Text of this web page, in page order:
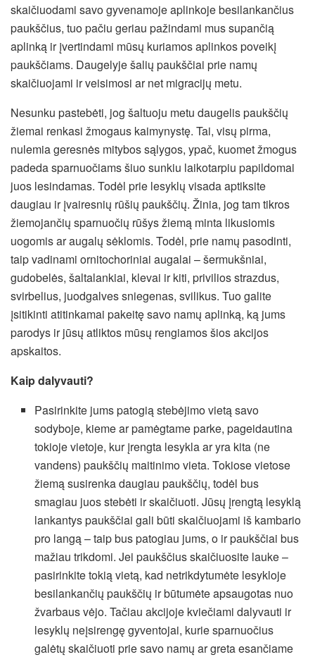
skaičiuodami savo gyvenamoje aplinkoje besilankančius
paukščius, tuo pačiu geriau pažindami mus supančią
aplinką ir įvertindami mūsų kuriamos aplinkos poveikį
paukščiams. Daugelyje šalių paukščiai prie namų
skaičiuojami ir veisimosi ar net migracijų metu.
Nesunku pastebėti, jog šaltuoju metu daugelis paukščių
žiemai renkasi žmogaus kaimynystę. Tai, visų pirma,
nulemia geresnės mitybos sąlygos, ypač, kuomet žmogus
padeda sparnuočiams šiuo sunkiu laikotarpiu papildomai
juos lesindamas. Todėl prie lesyklų visada aptiksite
daugiau ir įvairesnių rūšių paukščių. Žinia, jog tam tikros
žiemojančių sparnuočių rūšys žiemą minta likusiomis
uogomis ar augalų sėklomis. Todėl, prie namų pasodinti,
taip vadinami ornitochoriniai augalai – šermukšniai,
gudobelės, šaltalankiai, klevai ir kiti, privilios strazdus,
svirbelius, juodgalves sniegenas, svilikus. Tuo galite
įsitikinti atitinkamai pakeitę savo namų aplinką, ką jums
parodys ir jūsų atliktos mūsų rengiamos šios akcijos
apskaitos.
Kaip dalyvauti?
Pasirinkite jums patogią stebėjimo vietą savo
sodyboje, kieme ar pamėgtame parke, pageidautina
tokioje vietoje, kur įrengta lesykla ar yra kita (ne
vandens) paukščių maitinimo vieta. Tokiose vietose
žiemą susirenka daugiau paukščių, todėl bus
smagiau juos stebėti ir skaičiuoti. Jūsų įrengtą lesyklą
lankantys paukščiai gali būti skaičiuojami iš kambario
pro langą – taip bus patogiau jums, o ir paukščiai bus
mažiau trikdomi. Jei paukščius skaičiuosite lauke –
pasirinkite tokią vietą, kad netrikdytumėte lesykloje
besilankančių paukščių ir būtumėte apsaugotas nuo
žvarbaus vėjo. Tačiau akcijoje kviečiami dalyvauti ir
lesyklų neįsirengę gyventojai, kurie sparnuočius
galėtų skaičiuoti prie savo namų ar greta esančiame